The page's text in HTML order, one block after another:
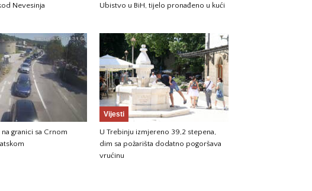
Nevesinja Ubistvo u BiH, tijelo pronađeno u kući
na granici sa Crnom
Vijesti
U Trebinju izmjereno 39,2 stepena,
dim sa požarišta dodatno pogoršava
vrućinu